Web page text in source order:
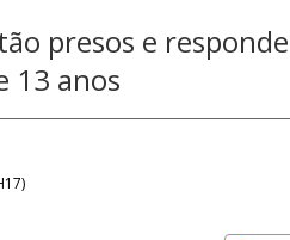
presos e
13 anos
)